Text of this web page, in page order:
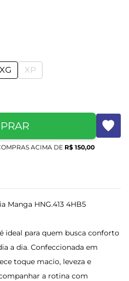
XG XP
ACIMA DE R$ 150,00
Manga HNG.413 4HB5
ideal para quem busca conforto
a dia. Confeccionada em
toque macio, leveza e
a rotina com